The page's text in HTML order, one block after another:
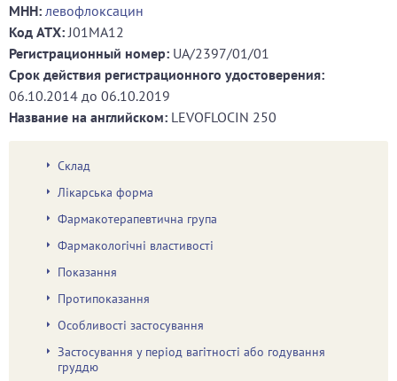
МНН: левофлоксацин
Код ATХ:J01MA12
Регистрационный номер: UA/2397/01/01
Срок действия регистрационного удостоверения:
06.10.2014 до 06.10.2019
Название на английском: LEVOFLOCIN 250
Склад
Лікарська форма
Фармакотерапевтична група
Фармакологічні властивості
Показання
Протипоказання
Особливості застосування
Застосування у період вагітності або годування
груддю